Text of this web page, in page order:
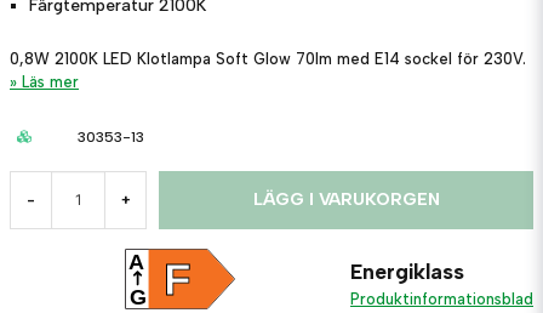
Färgtemperatur 2100K
0,8W 2100K LED Klotlampa Soft Glow 70lm med E14 sockel för 230V.
Läs mer
30353-13
- + LÄGG I VARUKORGEN
F
A
G
Energiklass
Produktinformationsblad